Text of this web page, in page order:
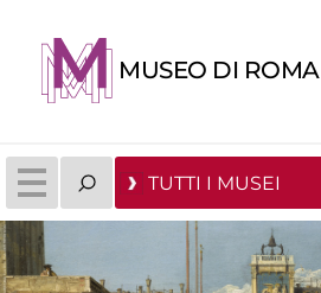
MUSEO DI ROMA
TUTTI I MUSEI